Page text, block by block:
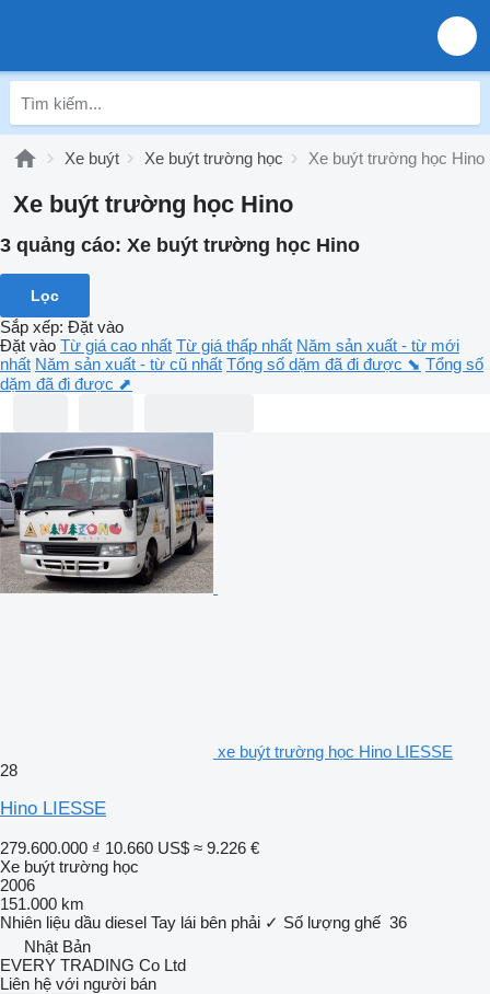
Xe buýt Xe buýt trường học Xe buýt trường học Hino
Xe buýt trường học Hino
3 quảng cáo: Xe buýt trường học Hino
Lọc
Sắp xếp: Đặt vào
Đặt vào Từ giá cao nhất Từ giá thấp nhất Năm sản xuất - từ mới
nhất Năm sản xuất - từ cũ nhất Tổng số dặm đã đi được ⬊ Tổng số
dặm đã đi được ⬈
xe buýt trường học Hino LIESSE
28
Hino LIESSE
279.600.000 ₫ 10.660 US$ ≈ 9.226 €
Xe buýt trường học
2006
151.000 km
Nhiên liệu dầu diesel Tay lái bên phải ✓ Số lượng ghế 36
Nhật Bản
EVERY TRADING Co Ltd
Liên hệ với người bán